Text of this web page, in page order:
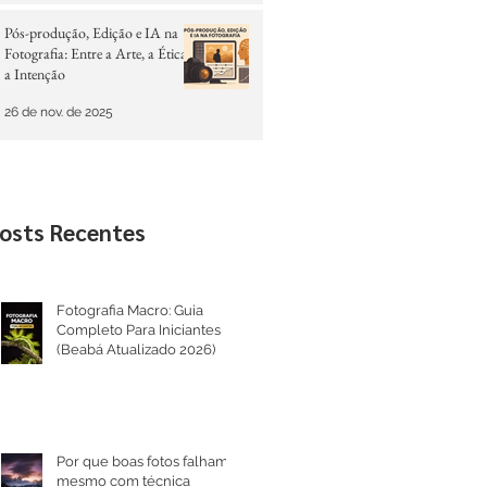
Pós-produção, Edição e IA na
Fotografia: Entre a Arte, a Ética e
a Intenção
26 de nov. de 2025
Recentes
Fotografia Macro: Guia
Completo Para Iniciantes
(Beabá Atualizado 2026)
Por que boas fotos falham
mesmo com técnica